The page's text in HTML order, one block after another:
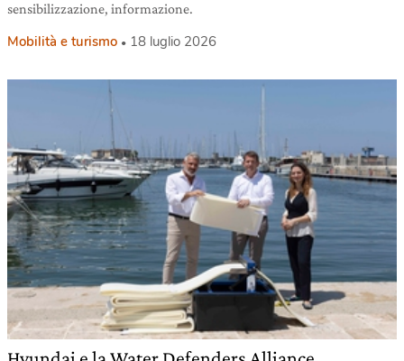
sensibilizzazione, informazione.
Mobilità e turismo 18 luglio 2026